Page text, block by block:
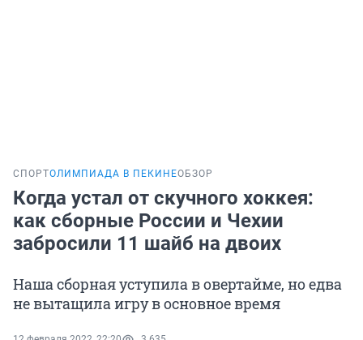
СПОРТОЛИМПИАДА В ПЕКИНЕОБЗОР
Когда устал от скучного хоккея:
как сборные России и Чехии
забросили 11 шайб на двоих
Наша сборная уступила в овертайме, но едва
не вытащила игру в основное время